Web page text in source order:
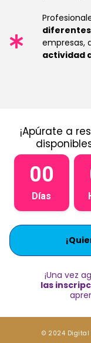
diferentes
empresas,
actividad
¡Apúrate a
00
Días
¡Una vez
las
© 2024 Digital